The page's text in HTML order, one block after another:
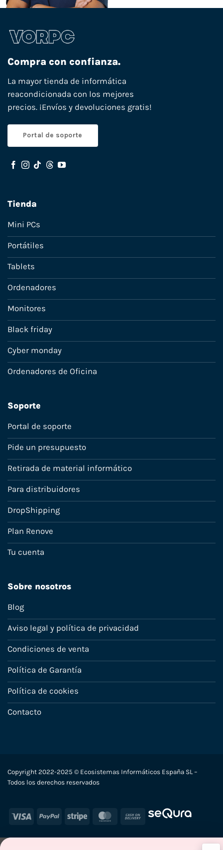
Compra con confianza.
La mayor tienda de informática
reacondicionada con los mejores
precios. ¡Envíos y devoluciones gratis!
Portal de soporte
Tienda
Mini PCs
Portátiles
Tablets
Ordenadores
Monitores
Black friday
Cyber monday
Ordenadores de Oficina
Soporte
Portal de soporte
Pide un presupuesto
Retirada de material informático
Para distribuidores
DropShipping
Plan Renove
Tu cuenta
Sobre nosotros
Blog
Aviso legal y política de privacidad
Condiciones de venta
Política de Garantía
Política de cookies
Contacto
Copyright 2022-2025 © Ecosistemas Informáticos España SL –
Todos los derechos reservados
Visa PayPal Stripe MasterCard
Cash